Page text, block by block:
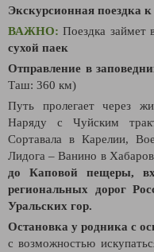
Экскурсионная поездка
ВАЖНО: Поездка займет
сухой паек
Отправление в
Таш: 360 км)
Путь пролегает через
Наряду с Чуйским
Сортавала в Карелии,
Лидога – Ванино в
до Каповой пещеры,
региональных дорог
Уральских гор.
Остановка уродника с
с возможностью